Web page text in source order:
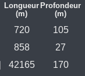
Longueur
(m)
Profondeur
(m)
720
105
858
27
42165
170